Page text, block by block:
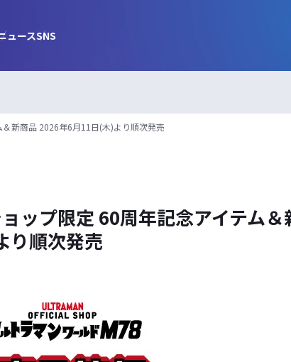
ュースSNS
新商品 2026年6月11日(木)より順次発売
ップ限定 60周年記念アイテム
り順次発売